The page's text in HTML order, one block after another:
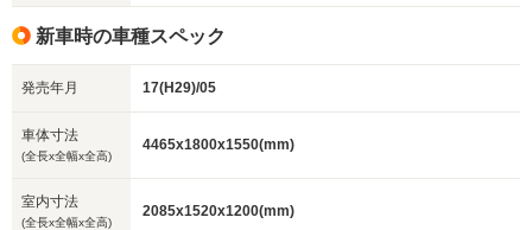
新車時の車種スペック
発売年月 17(H29)/05
車体寸法
(全長x全幅x全高)
4465x1800x1550(mm)
室内寸法
(全長x全幅x全高)
2085x1520x1200(mm)